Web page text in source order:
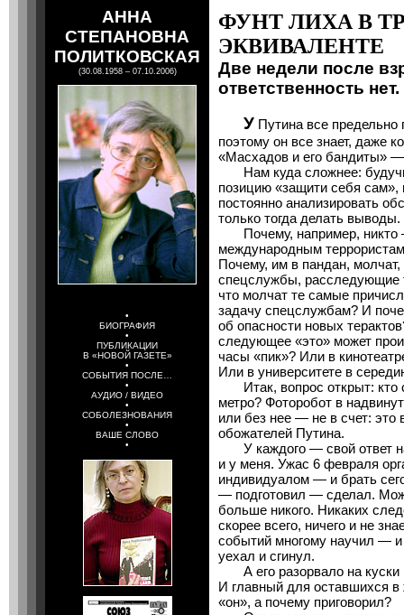
АННА
СТЕПАНОВНА
ПОЛИТКОВСКАЯ
(30.08.1958 – 07.10.2006)
•
БИОГРАФИЯ
•
ПУБЛИКАЦИИ
В «НОВОЙ ГАЗЕТЕ»
•
СОБЫТИЯ ПОСЛЕ…
•
АУДИО / ВИДЕО
•
СОБОЛЕЗНОВАНИЯ
•
ВАШЕ СЛОВО
•
ФУНТ ЛИХА В
ЭКВИВАЛЕНТЕ
Две недели после
ответственность
У Путина все предельно
поэтому он все знает, даже
«Масхадов и его бандиты»
Нам куда сложнее: будучи
позицию «защити себя
постоянно анализировать
только тогда делать выводы.
Почему, например, никто
международным
Почему, им в пандан,
спецслужбы, расследующие
что молчат те самые
задачу спецслужбам? И
об опасности новых
следующее «это» может
часы «пик»? Или в
Или в университете в
Итак, вопрос открыт: кто
метро? Фоторобот в
или без нее — не в счет: это
обожателей Путина.
У каждого — свой ответ
и у меня. Ужас 6 февраля
индивидуалом — и брать
— подготовил — сделал.
больше никого. Никаких
скорее всего, ничего и не
событий многому научил — и
уехал и сгинул.
А его разорвало на куски
И главный для оставшихся
«он», а почему приговорил?